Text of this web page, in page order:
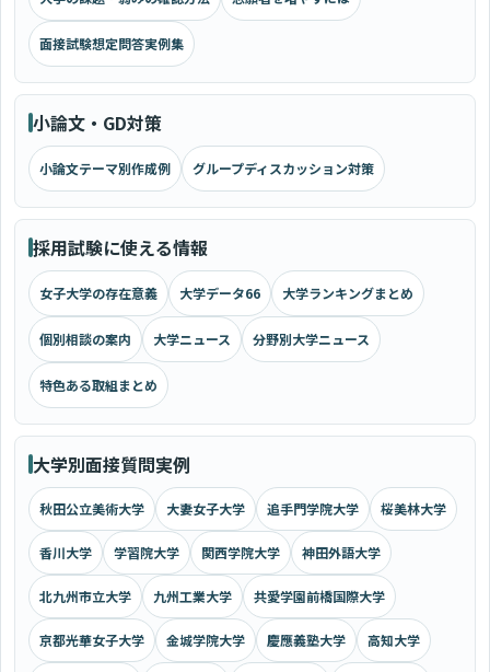
面接試験想定問答実例集
小論文・GD対策
小論文テーマ別作成例 グループディスカッション対策
採用試験に使える情報
女子大学の存在意義 大学データ66 大学ランキングまとめ
個別相談の案内 大学ニュース 分野別大学ニュース
特色ある取組まとめ
大学別面接質問実例
秋田公立美術大学 大妻女子大学 追手門学院大学 桜美林大学
香川大学 学習院大学 関西学院大学 神田外語大学
北九州市立大学 九州工業大学 共愛学園前橋国際大学
京都光華女子大学 金城学院大学 慶應義塾大学 高知大学